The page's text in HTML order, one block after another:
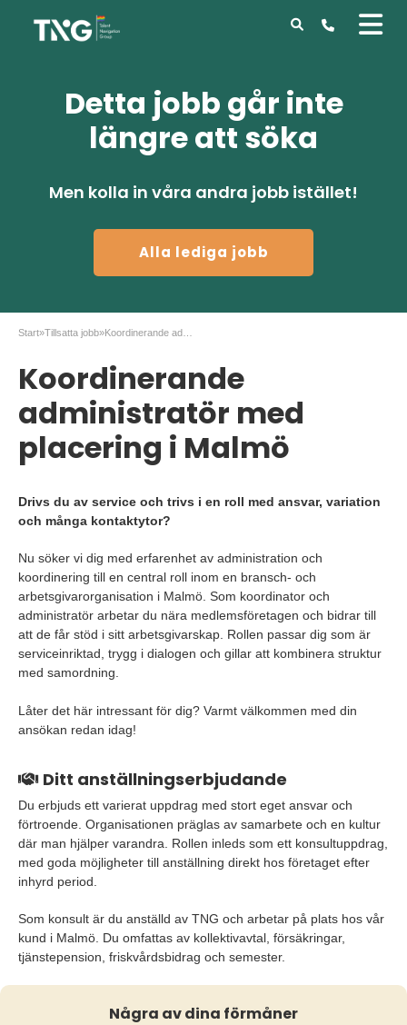
Detta jobb går inte
längre att söka
Men kolla in våra andra jobb istället!
Alla lediga jobb
Start»Tillsatta jobb»
Koordinerande
administratör med
placering i Malmö
Drivs du av service och trivs i en roll med ansvar, variation
och många kontaktytor?
Nu söker vi dig med erfarenhet av administration och
koordinering till en central roll inom en bransch- och
arbetsgivarorganisation i Malmö. Som koordinator och
administratör arbetar du nära medlemsföretagen och bidrar till
att de får stöd i sitt arbetsgivarskap. Rollen passar dig som är
serviceinriktad, trygg i dialogen och gillar att kombinera struktur
med samordning.
Låter det här intressant för dig? Varmt välkommen med din
ansökan redan idag!
Ditt anställningserbjudande
Du erbjuds ett varierat uppdrag med stort eget ansvar och
förtroende. Organisationen präglas av samarbete och en kultur
där man hjälper varandra. Rollen inleds som ett konsultuppdrag,
med goda möjligheter till anställning direkt hos företaget efter
inhyrd period.
Som konsult är du anställd av TNG och arbetar på plats hos vår
kund i Malmö. Du omfattas av kollektivavtal, försäkringar,
tjänstepension, friskvårdsbidrag och semester.
Några av dina förmåner